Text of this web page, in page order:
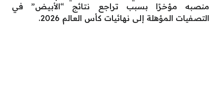
منصبه مؤخرًا بسبب تراجع نتائج “الأبيض” في
التصفيات المؤهلة إلى نهائيات كأس العالم 2026.